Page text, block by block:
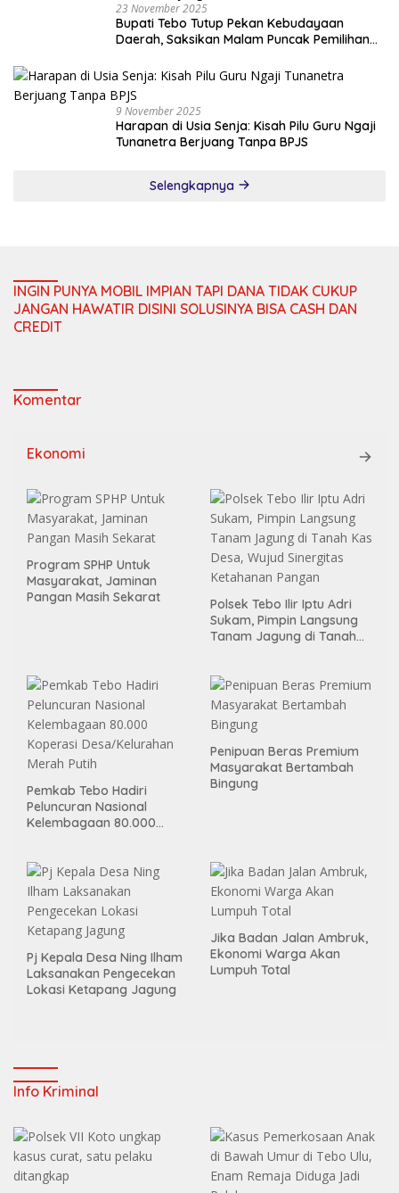
23 November 2025
Bupati Tebo Tutup Pekan Kebudayaan
Daerah, Saksikan Malam Puncak Pemilihan
9 November 2025
Harapan di Usia Senja: Kisah Pilu Guru Ngaji
Tunanetra Berjuang Tanpa BPJS
Selengkapnya
INGIN PUNYA MOBIL IMPIAN TAPI DANA TIDAK CUKUP
JANGAN HAWATIR DISINI SOLUSINYA BISA CASH DAN
CREDIT
Komentar
Ekonomi
Program SPHP Untuk
Masyarakat, Jaminan
Pangan Masih Sekarat
Polsek Tebo Ilir Iptu Adri
Sukam, Pimpin Langsung
Tanam Jagung di Tanah
Pemkab Tebo Hadiri
Peluncuran Nasional
Kelembagaan 80.000
Penipuan Beras Premium
Masyarakat Bertambah
Bingung
Pj Kepala Desa Ning Ilham
Laksanakan Pengecekan
Lokasi Ketapang Jagung
Jika Badan Jalan Ambruk,
Ekonomi Warga Akan
Lumpuh Total
Info Kriminal